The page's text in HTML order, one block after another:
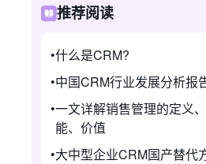
推荐阅读
什么是CRM?
中国CRM行业发展分析报
一文详解销售管理的定义
能、价值
大中型企业CRM国产替代